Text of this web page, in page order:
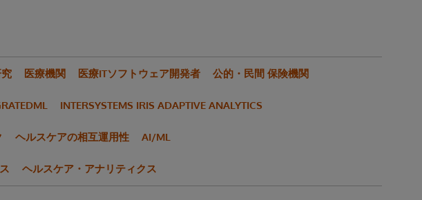
医療機関 医療ITソフトウェア開発者 公的・民間 保険機関
INTERSYSTEMS IRIS ADAPTIVE ANALYTICS
ヘルスケアの相互運用性 AI/ML
ヘルスケア・アナリティクス